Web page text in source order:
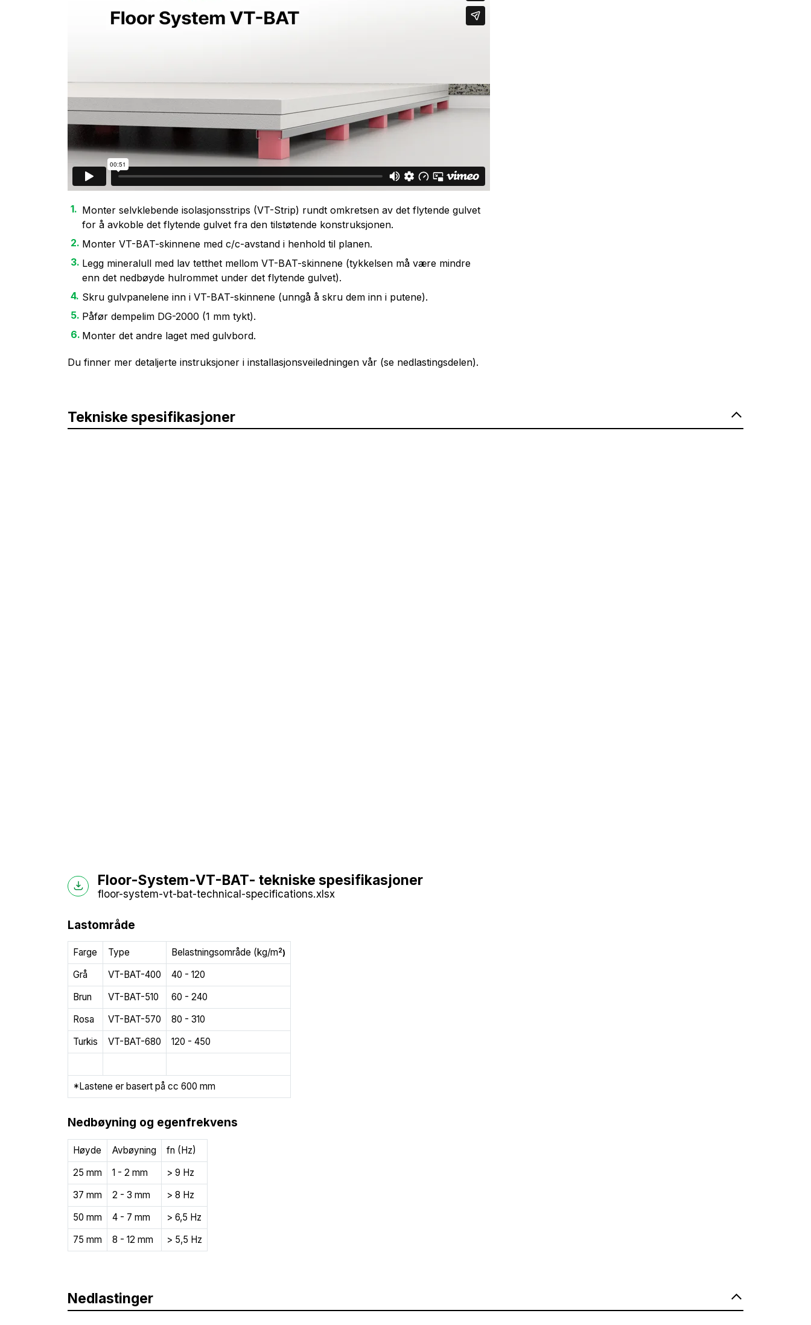
Monter selvklebende isolasjonsstrips (VT-Strip) rundt omkretsen av det flytende gulvet
for å avkoble det flytende gulvet fra den tilstøtende konstruksjonen.
Monter VT-BAT-skinnene med c/c-avstand i henhold til planen.
Legg mineralull med lav tetthet mellom VT-BAT-skinnene (tykkelsen må være mindre
enn det nedbøyde hulrommet under det flytende gulvet).
Skru gulvpanelene inn i VT-BAT-skinnene (unngå å skru dem inn i putene).
Påfør dempelim DG-2000 (1 mm tykt).
Monter det andre laget med gulvbord.
Du finner mer detaljerte instruksjoner i installasjonsveiledningen vår (se nedlastingsdelen).
Tekniske spesifikasjoner
Floor-System-VT-BAT- tekniske spesifikasjoner
floor-system-vt-bat-technical-specifications.xlsx
Lastområde
Farge Type Belastningsområde (kg/m2)
Grå VT-BAT-400
40 - 120
Brun
VT-BAT-510
60 - 240
Rosa
VT-BAT-570
80 - 310
Turkis
VT-BAT-680 120 - 450
*Lastene er basert på cc 600 mm
Nedbøyning og egenfrekvens
Høyde Avbøyning
fn (Hz)
25 mm
1 - 2 mm
> 9 Hz
37 mm
2 - 3 mm
> 8 Hz
50 mm
4 - 7 mm
> 6,5 Hz
75 mm
8 - 12 mm > 5,5 Hz
Nedlastinger